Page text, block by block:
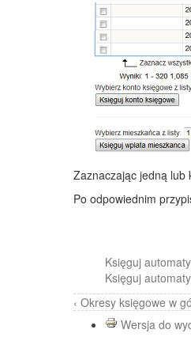
Zaznaczając jedną lub
Po odpowiednim
Księguj
Księguj
‹ Okresy księgowe w
Wersja do